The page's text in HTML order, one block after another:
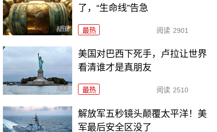
了，“生命线”告急
最热 阅读 2901
美国对巴西下死手，卢拉让世界
看清谁才是真朋友
最热 阅读 2510
解放军五秒镜头颠覆太平洋！美
军最后安全区没了